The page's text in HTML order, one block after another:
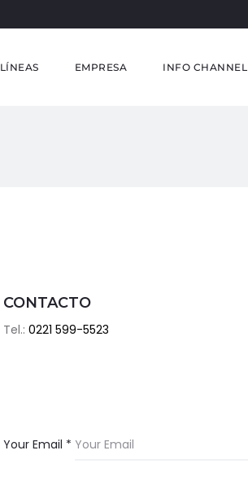
LÍNEAS EMPRESA INFO CHANNEL
CONTACTO
Tel.: 0221 599-5523
Your Email *